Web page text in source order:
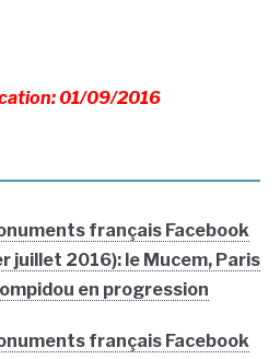
01/09/2016
français Facebook
juillet 2016): le Mucem, Paris
en progression
français Facebook